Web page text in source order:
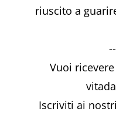
riuscito a
Vuoi
Iscriviti ai